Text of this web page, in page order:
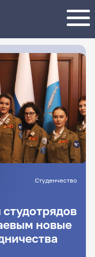
Студенчество
новые